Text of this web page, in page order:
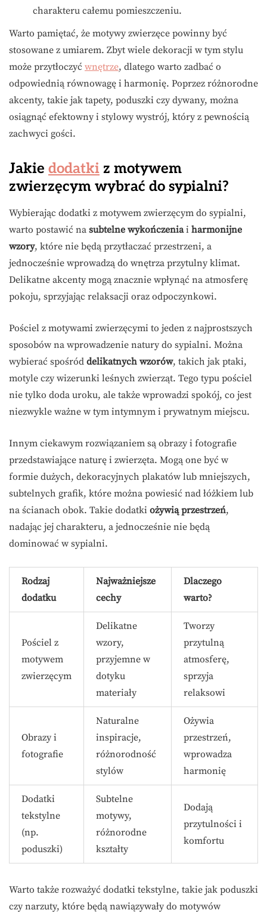
charakteru całemu pomieszczeniu.
Warto pamiętać, że motywy zwierzęce powinny być
stosowane z umiarem. Zbyt wiele dekoracji w tym stylu
może przytłoczyć wnętrze, dlatego warto zadbać o
odpowiednią równowagę i harmonię. Poprzez różnorodne
akcenty, takie jak tapety, poduszki czy dywany, można
osiągnąć efektowny i stylowy wystrój, który z pewnością
zachwyci gości.
Jakie dodatki z motywem
zwierzęcym wybrać do sypialni?
Wybierając dodatki z motywem zwierzęcym do sypialni,
warto postawić na subtelne wykończeniai harmonijne
wzory, które nie będą przytłaczać przestrzeni, a
jednocześnie wprowadzą do wnętrza przytulny klimat.
Delikatne akcenty mogą znacznie wpłynąć na atmosferę
pokoju, sprzyjając relaksacji oraz odpoczynkowi.
Pościel z motywami zwierzęcymi to jeden z najprostszych
sposobów na wprowadzenie natury do sypialni. Można
wybierać spośród delikatnych wzorów, takich jak ptaki,
motyle czy wizerunki leśnych zwierząt. Tego typu pościel
nie tylko doda uroku, ale także wprowadzi spokój, co jest
niezwykle ważne w tym intymnym i prywatnym miejscu.
Innym ciekawym rozwiązaniem są obrazy i fotografie
przedstawiające naturę i zwierzęta. Mogą one być w
formie dużych, dekoracyjnych plakatów lub mniejszych,
subtelnych grafik, które można powiesić nad łóżkiem lub
na ścianach obok. Takie dodatki ożywią przestrzeń,
nadając jej charakteru, a jednocześnie nie będą
dominować w sypialni.
Rodzaj
dodatku
Najważniejsze
cechy
Dlaczego
warto?
Pościel z
motywem
zwierzęcym
Delikatne
wzory,
przyjemne w
dotyku
materiały
Tworzy
przytulną
atmosferę,
sprzyja
relaksowi
Obrazy i
fotografie
Naturalne
inspiracje,
różnorodność
stylów
Ożywia
przestrzeń,
wprowadza
harmonię
Dodatki
tekstylne
(np.
poduszki)
Subtelne
motywy,
różnorodne
kształty
Dodają
przytulności i
komfortu
Warto także rozważyć dodatki tekstylne, takie jak poduszki
czy narzuty, które będą nawiązywały do motywów